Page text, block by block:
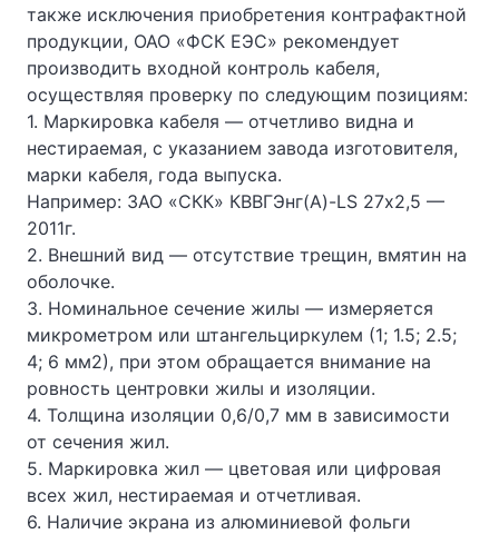
также исключения приобретения контрафактной
продукции, ОАО «ФСК ЕЭС» рекомендует
производить входной контроль кабеля,
осуществляя проверку по следующим позициям:
1. Маркировка кабеля — отчетливо видна и
нестираемая, с указанием завода изготовителя,
марки кабеля, года выпуска.
Например: ЗАО «СКК» КВВГЭнг(А)-LS 27х2,5 —
2011г.
2. Внешний вид — отсутствие трещин, вмятин на
оболочке.
3. Номинальное сечение жилы — измеряется
микрометром или штангельциркулем (1; 1.5; 2.5;
4; 6 мм2), при этом обращается внимание на
ровность центровки жилы и изоляции.
4. Толщина изоляции 0,6/0,7 мм в зависимости
от сечения жил.
5. Маркировка жил — цветовая или цифровая
всех жил, нестираемая и отчетливая.
6. Наличие экрана из алюминиевой фольги